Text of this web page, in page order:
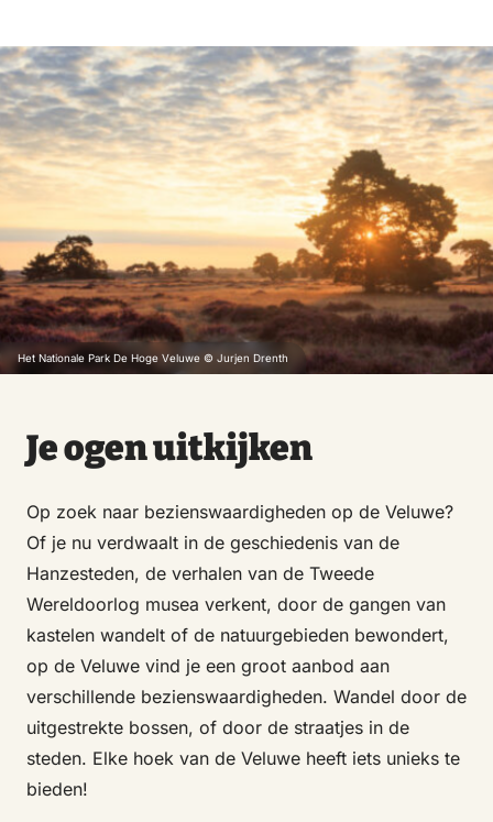
Het Nationale Park De Hoge Veluwe © Jurjen Drenth
Je ogen uitkijken
Op zoek naar bezienswaardigheden op de Veluwe?
Of je nu verdwaalt in de geschiedenis van de
Hanzesteden, de verhalen van de Tweede
Wereldoorlog musea verkent, door de gangen van
kastelen wandelt of de natuurgebieden bewondert,
op de Veluwe vind je een groot aanbod aan
verschillende bezienswaardigheden. Wandel door de
uitgestrekte bossen, of door de straatjes in de
steden. Elke hoek van de Veluwe heeft iets unieks te
bieden!